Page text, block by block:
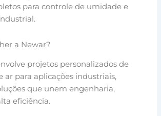
para controle de umidade e
a Newar?
projetos personalizados de
ar para aplicações industriais,
que unem engenharia,
eficiência.